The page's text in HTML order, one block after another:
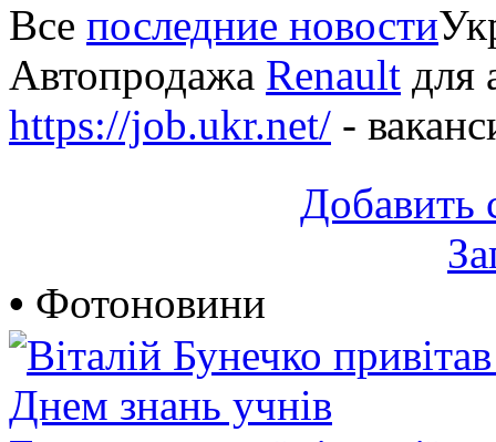
Все последние новости
Автопродажа Renault для
https://job.ukr.net/ -
Добавить
• Фотоновини